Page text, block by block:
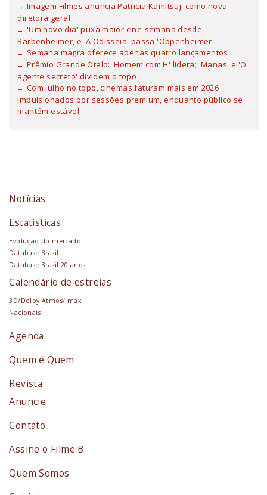
Imagem Filmes anuncia Patricia Kamitsuji como nova
diretora geral
'Um novo dia' puxa maior cine-semana desde
Barbenheimer, e 'A Odisseia' passa 'Oppenheimer'
Semana magra oferece apenas quatro lançamentos
Prêmio Grande Otelo: 'Homem com H' lidera; 'Manas' e 'O
agente secreto' dividem o topo
Com julho no topo, cinemas faturam mais em 2026
impulsionados por sessões premium, enquanto público se
mantém estável
Notícias
Estatísticas
Evolução do mercado
Database Brasil
Database Brasil 20 anos
Calendário de estreias
3D/Dolby Atmos/Imax
Nacionais
Agenda
Quem é Quem
Revista
Anuncie
Contato
Assine o Filme B
Quem Somos